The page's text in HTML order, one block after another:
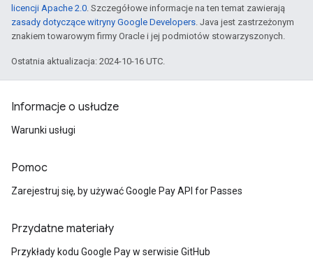
licencji Apache 2.0. Szczegółowe informacje na ten temat zawierają
zasady dotyczące witryny Google Developers. Java jest zastrzeżonym
znakiem towarowym firmy Oracle i jej podmiotów stowarzyszonych.
Ostatnia aktualizacja: 2024-10-16 UTC.
Informacje o usłudze
Warunki usługi
Pomoc
Zarejestruj się, by używać Google Pay API for Passes
Przydatne materiały
Przykłady kodu Google Pay w serwisie GitHub